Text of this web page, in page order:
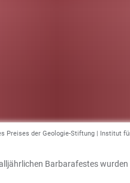
Preises der Geologie-Stiftung | Institut
Barbarafestes